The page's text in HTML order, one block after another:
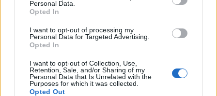
Personal Data.
Opted In
I want to opt-out of processing my
Personal Data for Targeted Advertising.
Opted In
I want to opt-out of Collection, Use,
Retention, Sale, and/or Sharing of my
Personal Data that Is Unrelated with the
Purposes for which it was collected.
Opted Out
Az évezredek során az emberek sokféle módszerrel
megőrzésére. Egyes helyeken a ...